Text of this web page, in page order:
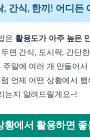
은 활용도가 아주 높은
면 간식, 도시락, 간단
주말에 여러 개 만들어
언제 어떤 상황에서
는지 알려드릴게요~!
황에서 활용하면 좋